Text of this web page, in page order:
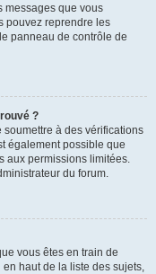
messages que vous
pouvez reprendre les
panneau de contrôle de
?
à des vérifications
également possible que
aux permissions limitées.
du forum.
vous êtes en train de
haut de la liste des sujets,